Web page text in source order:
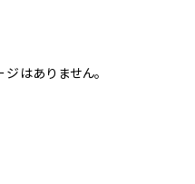
はありません。